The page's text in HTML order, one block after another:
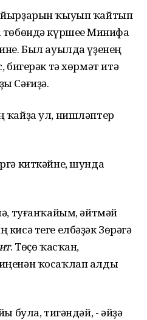
ҡыуып ҡайтып
төбөндә күршеһе Минифа
Был ауылда үҙенең
бигерәк тә хөрмәт итә
Сәғиҙә.
ҡайҙа ул, нишләптер
киткәйне, шунда
туғанҡайым, әйтмәй
кисә теге елбәҙәк Зөһрәгә
. Төҫө ҡасҡан,
ҡосаҡлап алды
була, тигәндәй, - әйҙә